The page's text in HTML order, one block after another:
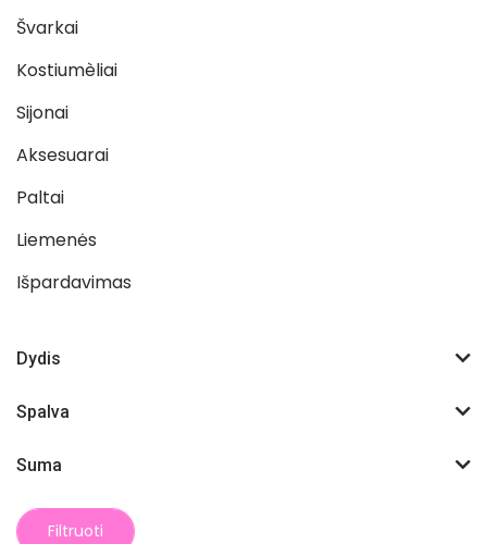
Švarkai
Kostiumèliai
Sijonai
Aksesuarai
Paltai
Liemenės
Išpardavimas
Dydis
Spalva
Suma
Filtruoti